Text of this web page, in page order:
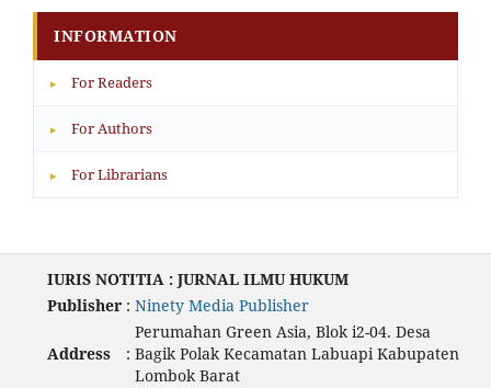
INFORMATION
▸ For Readers
▸ For Authors
▸ For Librarians
IURIS NOTITIA : JURNAL ILMU HUKUM
Publisher : Ninety Media Publisher
Address :
Perumahan Green Asia, Blok i2-04. Desa
Bagik Polak Kecamatan Labuapi Kabupaten
Lombok Barat